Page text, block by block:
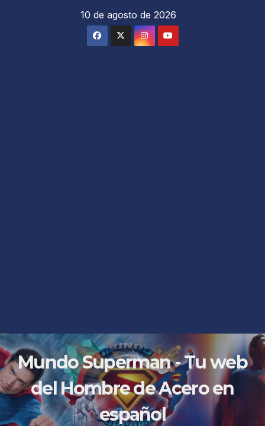
10 de agosto de 2026
Mundo Superman - Tu web
del Hombre de Acero en
español